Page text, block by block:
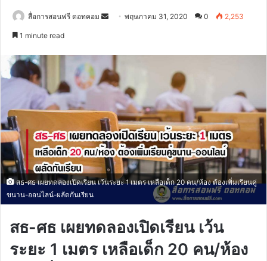
สื่อการสอนฟรี ดอทคอม
Sendพฤษภาคม 31, 2020 0 2,253
1 minute read
สธ-ศธ เผยทดลองเปิดเรียน เว้นระยะ 1 เมตร เหลือเด็ก 20 คน/ห้อง ต้องเพิ่มเรียนคู่
ขนาน-ออนไลน์-ผลัดกันเรียน
สธ-ศธ เผยทดลองเปิดเรียน เว้น
ระยะ 1 เมตร เหลือเด็ก 20 คน/ห้อง